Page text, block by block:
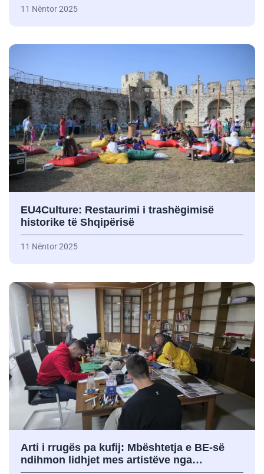
11 Nëntor 2025
EU4Culture: Restaurimi i trashëgimisë
historike të Shqipërisë
11 Nëntor 2025
Arti i rrugës pa kufij: Mbështetja e BE-së
ndihmon lidhjet mes artistëve nga…